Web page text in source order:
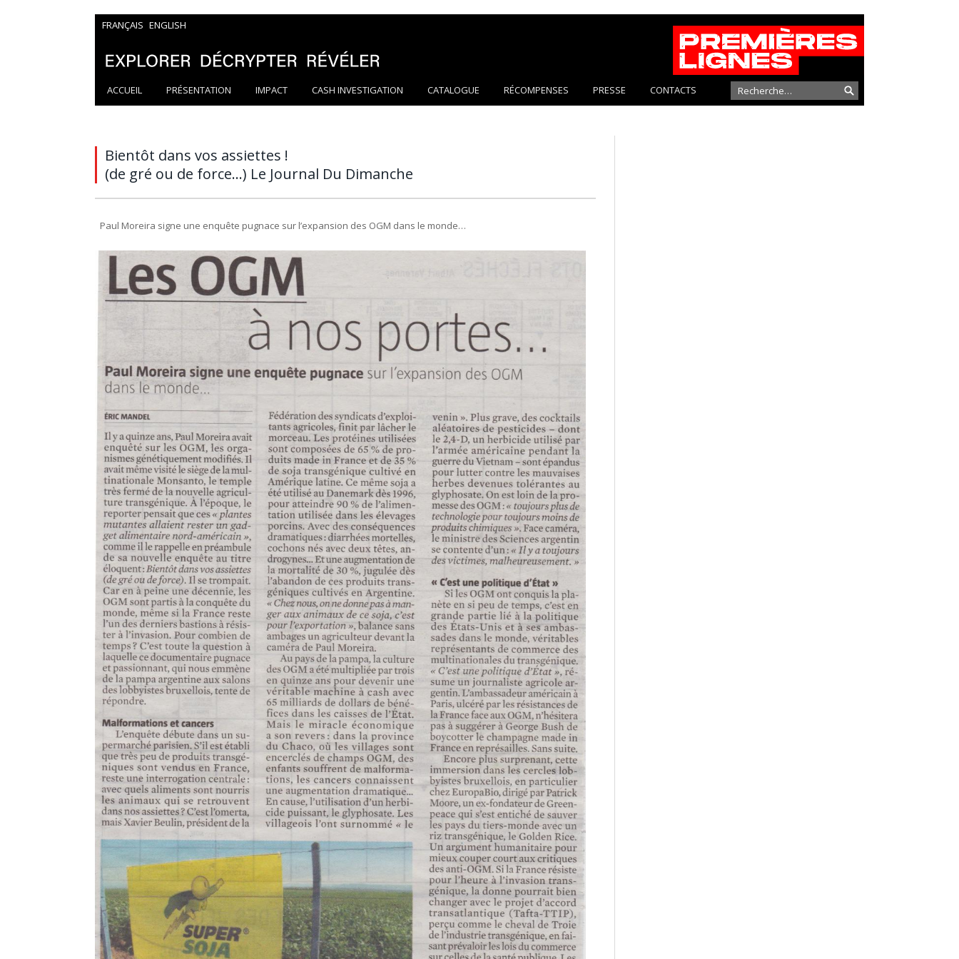
FRANÇAIS ENGLISH
ACCUEIL PRÉSENTATION IMPACT CASH INVESTIGATION CATALOGUE RÉCOMPENSES PRESSE CONTACTS
Bientôt dans vos assiettes !
(de gré ou de force...) Le Journal Du Dimanche
Paul Moreira signe une enquête pugnace sur l’expansion des OGM dans le monde…